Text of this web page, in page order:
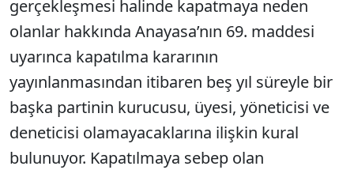
gerçekleşmesi halinde kapatmaya neden
olanlar hakkında Anayasa’nın 69. maddesi
uyarınca kapatılma kararının
yayınlanmasından itibaren beş yıl süreyle bir
başka partinin kurucusu, üyesi, yöneticisi ve
deneticisi olamayacaklarına ilişkin kural
bulunuyor. Kapatılmaya sebep olan